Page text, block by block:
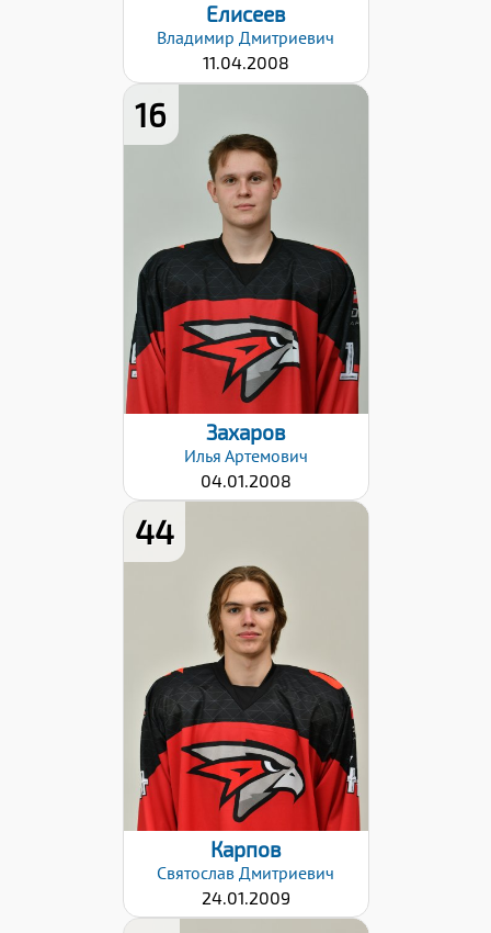
Елисеев
Владимир Дмитриевич
11.04.2008
16 Рост:
182
Вес:
82
Хват клюшки:
Левый
Разряд:
3
Дата заявки:
06.09.2024
Захаров
Илья Артемович
04.01.2008
44
183
Вес:
76
Хват клюшки:
Левый
Разряд:
1юн
Дата заявки:
06.09.2024
Карпов
Святослав Дмитриевич
24.01.2009